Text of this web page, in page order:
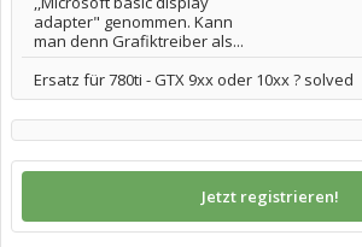
adapter" genommen. Kann
man denn Grafiktreiber als...
Ersatz für 780ti - GTX 9xx oder 10xx ? solved
Jetzt registrieren!